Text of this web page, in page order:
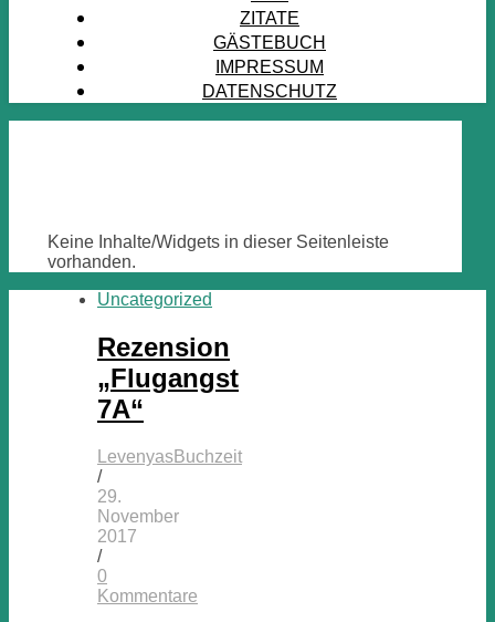
ZITATE
GÄSTEBUCH
IMPRESSUM
DATENSCHUTZ
Keine Inhalte/Widgets in dieser Seitenleiste
vorhanden.
Uncategorized
Rezension
„Flugangst
7A“
LevenyasBuchzeit
/
29.
November
2017
/
0
Kommentare